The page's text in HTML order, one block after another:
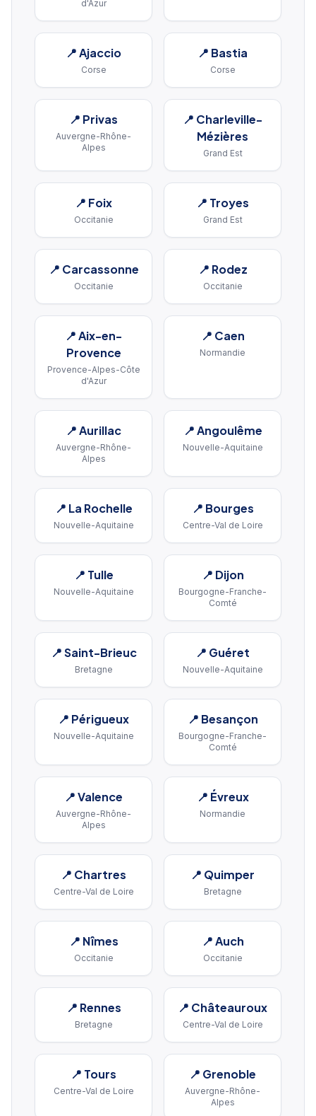
d'Azur
📍Ajaccio
Corse
📍 Bastia
Corse
📍 Privas
Auvergne-Rhône-
Alpes
📍 Charleville-
Mézières
Grand Est
📍 Foix
Occitanie
📍 Troyes
Grand Est
📍 Carcassonne
Occitanie
📍 Rodez
Occitanie
📍Aix-en-
Provence
Provence-Alpes-Côte
d'Azur
📍 Caen
Normandie
📍Aurillac
Auvergne-Rhône-
Alpes
📍Angoulême
Nouvelle-Aquitaine
📍 La Rochelle
Nouvelle-Aquitaine
📍 Bourges
Centre-Val de Loire
📍 Tulle
Nouvelle-Aquitaine
📍 Dijon
Bourgogne-Franche-
Comté
📍Saint-Brieuc
Bretagne
📍 Guéret
Nouvelle-Aquitaine
📍 Périgueux
Nouvelle-Aquitaine
📍 Besançon
Bourgogne-Franche-
Comté
📍Valence
Auvergne-Rhône-
Alpes
📍 Évreux
Normandie
📍 Chartres
Centre-Val de Loire
📍 Quimper
Bretagne
📍 Nîmes
Occitanie
📍Auch
Occitanie
📍 Rennes
Bretagne
📍 Châteauroux
Centre-Val de Loire
📍 Tours
Centre-Val de Loire
📍 Grenoble
Auvergne-Rhône-
Alpes